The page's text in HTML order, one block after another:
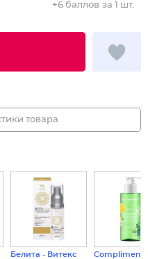
+6 баллов за 1 шт.
товара
Белита - Витекс Compliment